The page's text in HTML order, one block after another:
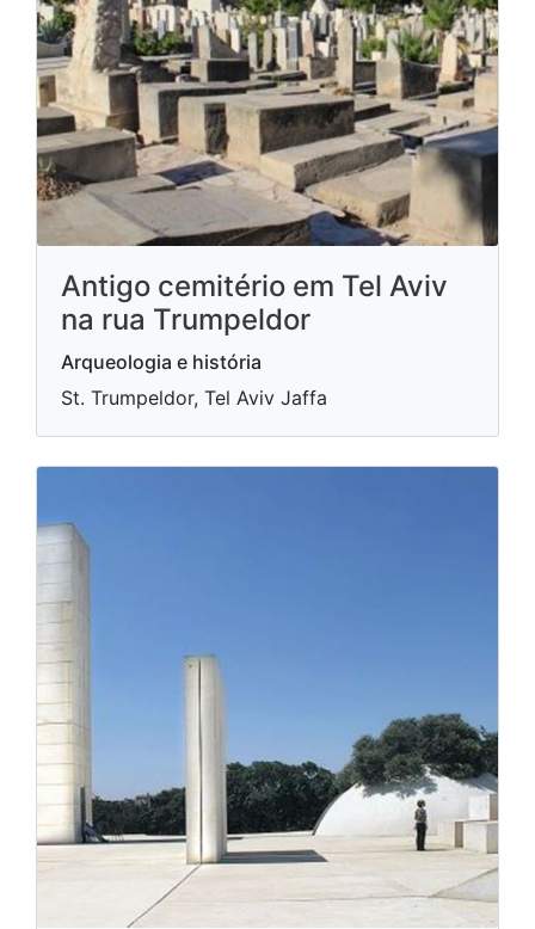
Antigo cemitério em Tel Aviv
na rua Trumpeldor
Arqueologia e história
St. Trumpeldor, Tel Aviv Jaffa